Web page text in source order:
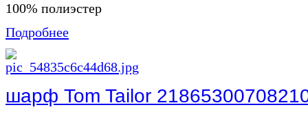
100% полиэстер
Подробнее
шарф Tom Tailor